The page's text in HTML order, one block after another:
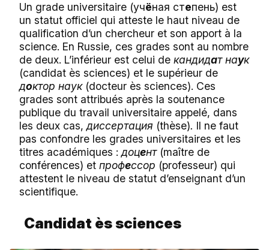
Un grade universitaire (учёная степень) est
un statut officiel qui atteste le haut niveau de
qualification d’un chercheur et son apport à la
science. En Russie, ces grades sont au nombre
de deux. L’inférieur est celui de кандидат наук
(candidat ès sciences) et le supérieur de
доктор наук(docteur ès sciences). Ces
grades sont attribués après la soutenance
publique du travail universitaire appelé, dans
les deux cas,диссертация (thèse). Il ne faut
pas confondre les grades universitaires et les
titres académiques :доцент(maître de
conférences) et профессор (professeur) qui
attestent le niveau de statut d’enseignant d’un
scientifique.
Сandidat ès sciences